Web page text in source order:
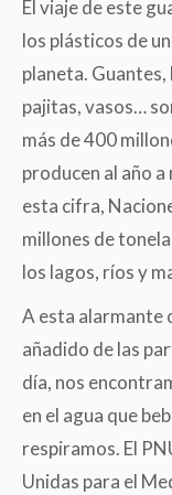
El viaje de este
los plásticos de
planeta.
pajitas, vasos…
más de 400
producen al año
esta cifra,
millones de
los lagos, ríos y
A esta alarmante
añadido de las
día, nos
en el agua que
respiramos. El
Unidas para el